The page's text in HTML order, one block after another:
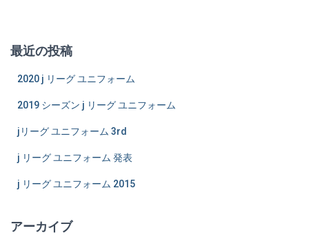
最近の投稿
2020 j リーグ ユニフォーム
2019 シーズン j リーグ ユニフォーム
jリーグ ユニフォーム 3rd
j リーグ ユニフォーム 発表
j リーグ ユニフォーム 2015
アーカイブ